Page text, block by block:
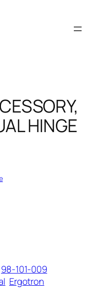
HINGE
98-101-009
Ergotron